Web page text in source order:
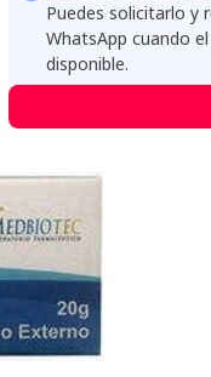
Puedes solicitarlo y
WhatsApp cuando
disponible.